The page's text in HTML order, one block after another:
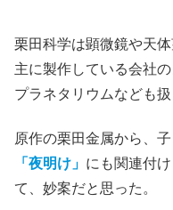
栗田科学は顕微鏡や天
主に製作している会社
プラネタリウムなども扱
原作の栗田金属から、
「夜明け」 にも関連付
て、妙案だと思った。